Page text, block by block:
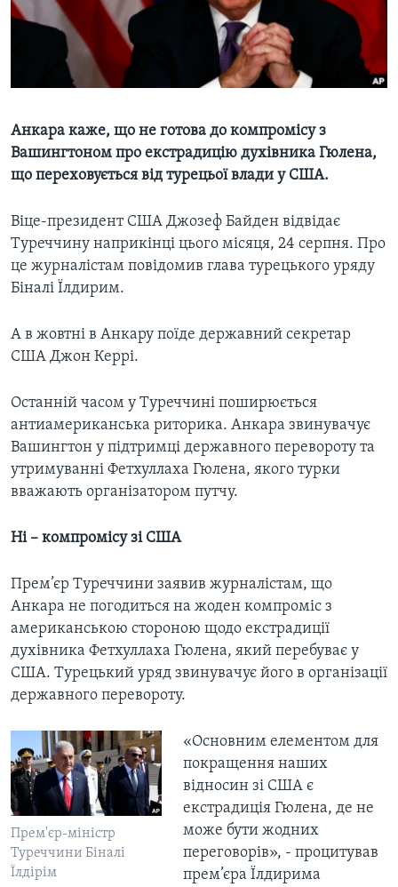
СУСПІЛЬСТВО
ЕКОНОМІКА
ІСТОРІЇ УСПІХУ УКРАЇНЦІВ
ТЕЛЕПРОГРАМИ
ЧАС-TIME
СТУДІЯ ВАШИНГТОН
ВІКНО В АМЕРИКУ
ПОГЛЯД З ВАШИНГТОНА
ENGLISH
МИ В СОЦМЕРЕЖАХ
Мови
Анкара каже, що не готова до компромісу з
Вашингтоном про екстрадицію духівника Гюлена,
що переховується від турецьої влади у США.
Віце-президент США Джозеф Байден відвідає
Туреччину наприкінці цього місяця, 24 серпня. Про
це журналістам повідомив глава турецького уряду
Біналі Їлдирим.
А в жовтні в Анкару поїде державний секретар
США Джон Керрі.
Останній часом у Туреччині поширюється
антиамериканська риторика. Анкара звинувачує
Вашингтон у підтримці державного перевороту та
утримуванні Фетхуллаха Гюлена, якого турки
вважають організатором путчу.
Ні – компромісу зі США
Прем’єр Туреччини заявив журналістам, що
Анкара не погодиться на жоден компроміс з
американською стороною щодо екстрадиції
духівника Фетхуллаха Гюлена, який перебуває у
США. Турецький уряд звинувачує його в організації
державного перевороту.
Прем'єр-міністр
Туреччини Біналі
Їлдірім
​​«Основним елементом для
покращення наших
відносин зі США є
екстрадиція Гюлена, де не
може бути жодних
переговорів», - процитував
прем’єра Їлдирима